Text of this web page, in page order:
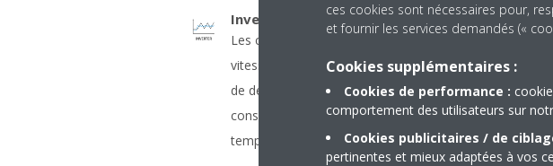
Inverter
Les compresseurs Inverter ajustent en permanence leur
vitesse en fonction de la demande. La réduction du
de démarrages et d'arrêts énergivores résultent en une
consommation énergétique inférieure (jusqu'à 30 %)
températures plus stables.
ces cookies sont nécessaires pour,
et fournir les services demandés («
Cookies supplémentaires :
Cookies de performance :
comportement des utilisateurs sur
Cookies publicitaires / de
pertinentes et mieux adaptées à vos